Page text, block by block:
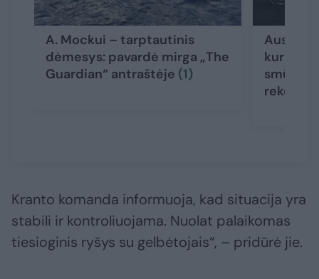
A. Mockui – tarptautinis
dėmesys: pavardė mirga „The
Guardian“ antraštėje (1)
kuris
Kranto komanda informuoja, kad situacija yra
stabili ir kontroliuojama. Nuolat palaikomas
tiesioginis ryšys su gelbėtojais“, – pridūrė jie.